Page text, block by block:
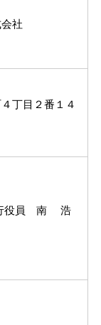
社
丁目２番１４
行役員 南 浩